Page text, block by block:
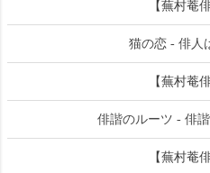
【蕪村菴
猫の恋 - 俳人
【蕪村菴
俳諧のルーツ - 俳
【蕪村菴